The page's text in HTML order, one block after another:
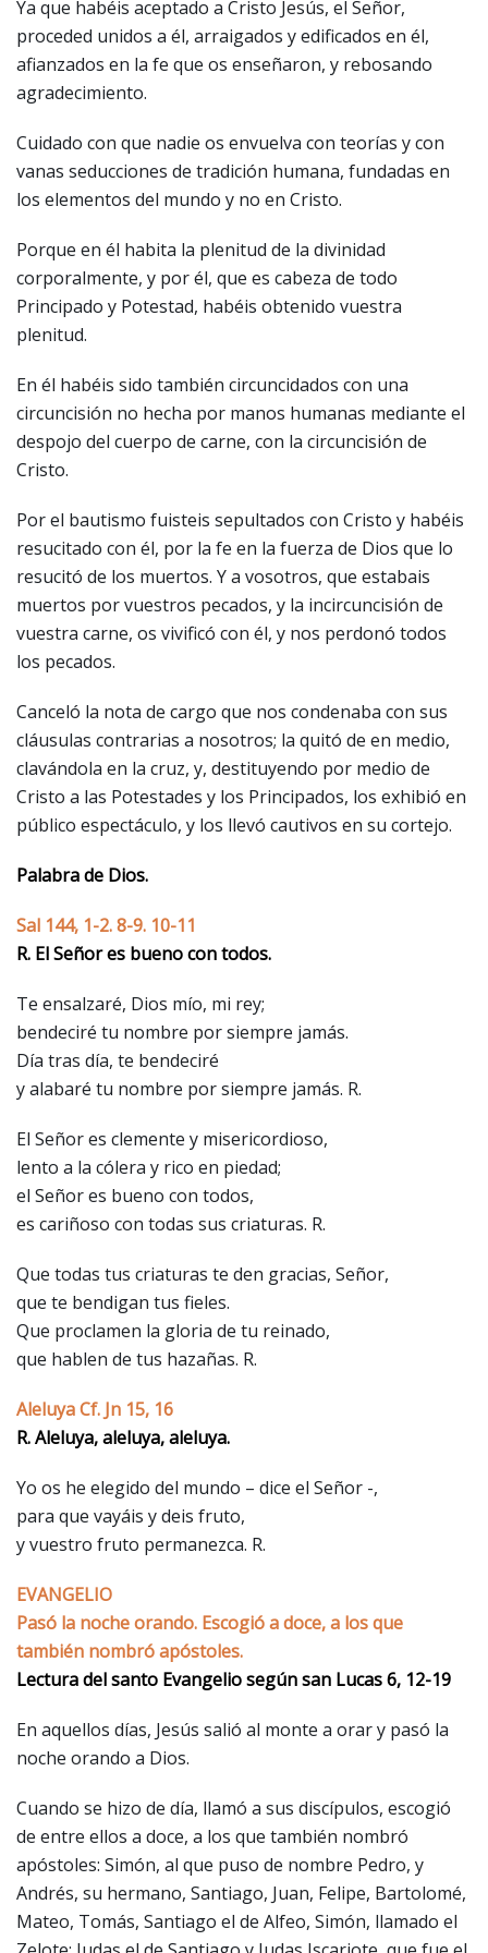
Ya que habéis aceptado a Cristo Jesús, el Señor,
proceded unidos a él, arraigados y edificados en él,
afianzados en la fe que os enseñaron, y rebosando
agradecimiento.
Cuidado con que nadie os envuelva con teorías y con
vanas seducciones de tradición humana, fundadas en
los elementos del mundo y no en Cristo.
Porque en él habita la plenitud de la divinidad
corporalmente, y por él, que es cabeza de todo
Principado y Potestad, habéis obtenido vuestra
plenitud.
En él habéis sido también circuncidados con una
circuncisión no hecha por manos humanas mediante el
despojo del cuerpo de carne, con la circuncisión de
Cristo.
Por el bautismo fuisteis sepultados con Cristo y habéis
resucitado con él, por la fe en la fuerza de Dios que lo
resucitó de los muertos. Y a vosotros, que estabais
muertos por vuestros pecados, y la incircuncisión de
vuestra carne, os vivificó con él, y nos perdonó todos
los pecados.
Canceló la nota de cargo que nos condenaba con sus
cláusulas contrarias a nosotros; la quitó de en medio,
clavándola en la cruz, y, destituyendo por medio de
Cristo a las Potestades y los Principados, los exhibió en
público espectáculo, y los llevó cautivos en su cortejo.
Palabra de Dios.
Sal 144, 1-2. 8-9. 10-11
R. El Señor es bueno con todos.
Te ensalzaré, Dios mío, mi rey;
bendeciré tu nombre por siempre jamás.
Día tras día, te bendeciré
y alabaré tu nombre por siempre jamás. R.
El Señor es clemente y misericordioso,
lento a la cólera y rico en piedad;
el Señor es bueno con todos,
es cariñoso con todas sus criaturas. R.
Que todas tus criaturas te den gracias, Señor,
que te bendigan tus fieles.
Que proclamen la gloria de tu reinado,
que hablen de tus hazañas. R.
Aleluya Cf. Jn 15, 16
R. Aleluya, aleluya, aleluya.
Yo os he elegido del mundo – dice el Señor -,
para que vayáis y deis fruto,
y vuestro fruto permanezca. R.
EVANGELIO
Pasó la noche orando. Escogió a doce, a los que
también nombró apóstoles.
Lectura del santo Evangelio según san Lucas 6, 12-19
En aquellos días, Jesús salió al monte a orar y pasó la
noche orando a Dios.
Cuando se hizo de día, llamó a sus discípulos, escogió
de entre ellos a doce, a los que también nombró
apóstoles: Simón, al que puso de nombre Pedro, y
Andrés, su hermano, Santiago, Juan, Felipe, Bartolomé,
Mateo, Tomás, Santiago el de Alfeo, Simón, llamado el